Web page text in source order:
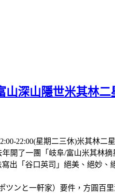
深山隱世米其林
22:00(星期二三休)米其林
年開了一團「岐阜/富山米其林
出「谷口英司」絕美、絕妙
ンと一軒家）要件，方圓百